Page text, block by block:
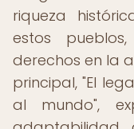
riqueza
estos
derechos en la
principal, "El
al mundo",